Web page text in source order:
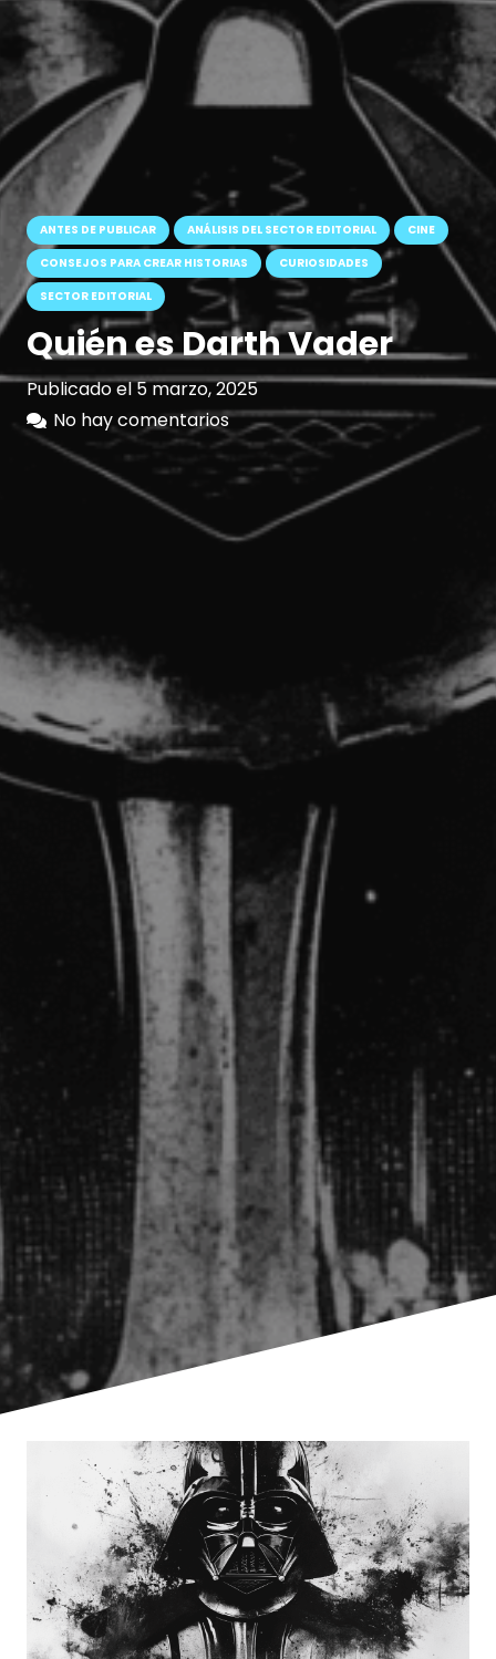
ANTES DE PUBLICAR ANÁLISIS DEL SECTOR EDITORIAL
CINE
CONSEJOS PARA CREAR HISTORIAS
CURIOSIDADES
SECTOR EDITORIAL
Quién es Darth Vader
Publicado el5 marzo, 2025
No hay comentarios